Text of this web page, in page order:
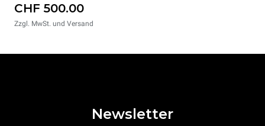
CHF 500.00
Zzgl. MwSt. und Versand
Newsletter